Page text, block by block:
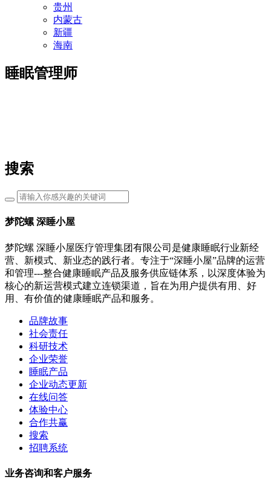
贵州
内蒙古
新疆
海南
睡眠管理师
搜索
梦陀螺 深睡小屋
梦陀螺 深睡小屋医疗管理集团有限公司是健康睡眠行业新经
营、新模式、新业态的践行者。专注于“深睡小屋”品牌的运营
和管理---整合健康睡眠产品及服务供应链体系，以深度体验为
核心的新运营模式建立连锁渠道，旨在为用户提供有用、好
用、有价值的健康睡眠产品和服务。
品牌故事
社会责任
科研技术
企业荣誉
睡眠产品
企业动态更新
在线问答
体验中心
合作共赢
搜索
招聘系统
业务咨询和客户服务